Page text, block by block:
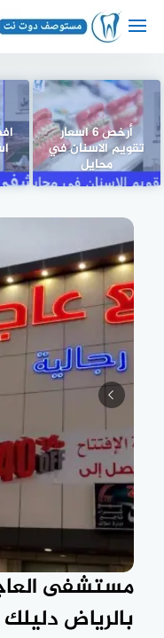
أرخص 6 اسعار
تقويم الاسنان في
محايل
مستشفى
بالرياض